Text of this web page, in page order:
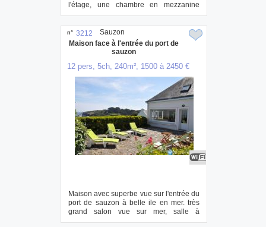
l'étage, une chambre en mezzanine
avec un ...
n° 3212
Maison face à l'entrée du port de
sauzon
12 pers, 5ch, 240m², 1500 à 2450 €
Maison avec superbe vue sur l'entrée du
port de sauzon à belle ile en mer. très
grand salon vue sur mer, salle à
manger...
Sauzon